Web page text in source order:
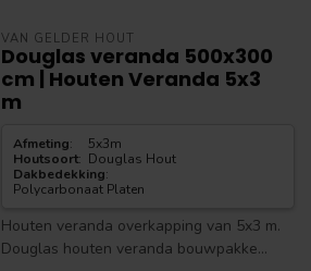
VAN GELDER HOUT
Douglas veranda 500x300
cm | Houten Veranda 5x3
m
Afmeting:
5x3m
Houtsoort: Douglas Hout
Dakbedekking:
Polycarbonaat Platen
Houten veranda overkapping van 5x3 m.
Douglas houten veranda bouwpakke...